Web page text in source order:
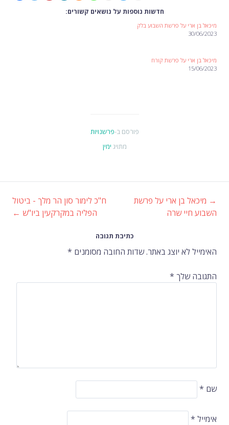
חדשות נוספות על נושאים קשורים:
מיכאל בן ארי על פרשת השבוע בלק
30/06/2023
מיכאל בן ארי על פרשת קורח
15/06/2023
פורסם ב-פרשנויות
מתויג ימין
ניווט
ברשומות
→ מיכאל בן ארי על פרשת
השבוע חיי שרה
ח"כ לימור סון הר מלך - ביטול
הפליה במקרקעין ביו"ש ←
כתיבת תגובה
האימייל לא יוצג באתר.שדות החובה מסומנים *
התגובה שלך *
שם *
אימייל *